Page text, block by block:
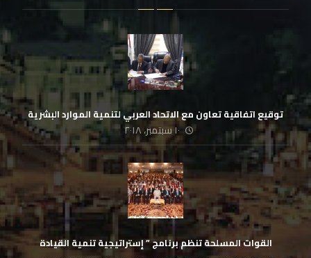
توقيع اتفاقية تعاون مع الاتحاد العربي لتنمية الموارد البشرية
١٠ سبتمبر، ٢٠١٨
القوات المسلحة تنظم برنامج ” إستراتيجية تنمية القيادة